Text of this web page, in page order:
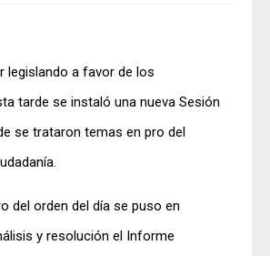
legislando a favor de los
tarde se instaló una nueva Sesión
se trataron temas en pro del
del orden del día se puso en
y resolución el Informe